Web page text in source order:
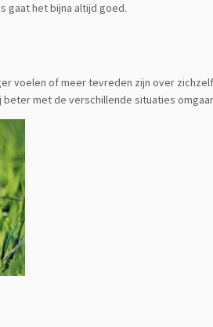
gaat het bijna altijd goed.
voelen of meer tevreden zijn over
met de verschillende situaties